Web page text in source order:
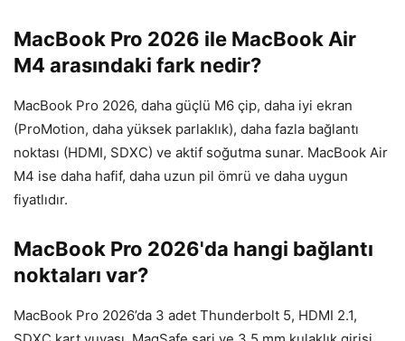
MacBook Pro 2026 ile MacBook Air
M4 arasındaki fark nedir?
MacBook Pro 2026, daha güçlü M6 çip, daha iyi ekran
(ProMotion, daha yüksek parlaklık), daha fazla bağlantı
noktası (HDMI, SDXC) ve aktif soğutma sunar. MacBook Air
M4 ise daha hafif, daha uzun pil ömrü ve daha uygun
fiyatlıdır.
MacBook Pro 2026'da hangi bağlantı
noktaları var?
MacBook Pro 2026’da 3 adet Thunderbolt 5, HDMI 2.1,